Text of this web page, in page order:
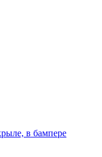
в бампере